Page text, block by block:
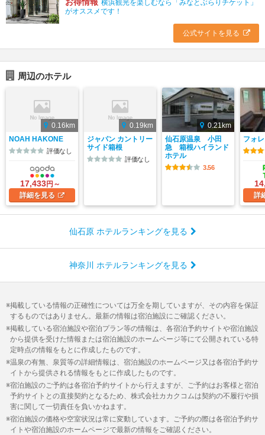
横浜観光を楽しむなら「みなとぶらりチケット」
がオススメです！
公式サイトを見る
周辺のホテル
0.16km
NOAH HAKONE
評価なし
17,433円～
詳細を見る
0.19km
ジャパン カントリー
サイド箱根
評価なし
0.21km
仙石原温泉 小田
急 箱根ハイランド
ホテル
3.56
フォ
詳
仙石原 ホテルランキングを見る
神奈川 ホテルランキングを見る
掲載している情報の正確性については万全を期していますが、その内容を保証
するものではありません。最新の情報は宿泊施設にご確認ください。
掲載している宿泊施設や宿泊プラン等の情報は、各宿泊予約サイトや宿泊施設
から提供を受けた情報または宿泊施設のホームページ等にて公開されている特
定時点の情報をもとに作成したものです。
温泉の有無、泉質等の詳細情報は、宿泊施設のホームページ又は各宿泊予約サ
イトから提供される情報をもとに作成したものです。
宿泊施設のご予約は各宿泊予約サイトから行えますが、ご予約はお客様と宿泊
予約サイトとの直接契約となるため、株式会社カカクコムは契約の不履行や損
害に関して一切責任を負いかねます。
宿泊施設の価格や空室状況は常に変動しています。ご予約の際は各宿泊予約サ
イトや宿泊施設のホームページで最新の情報をご確認ください。